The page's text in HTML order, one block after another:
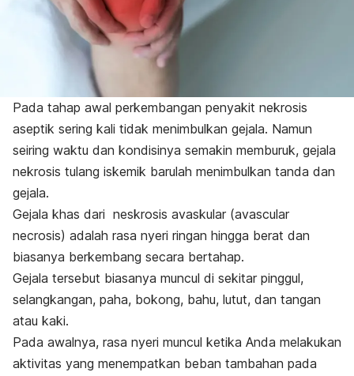
Pada tahap awal perkembangan penyakit nekrosis
aseptik sering kali tidak menimbulkan gejala. Namun
seiring waktu dan kondisinya semakin memburuk, gejala
nekrosis tulang iskemik barulah menimbulkan tanda dan
gejala.
Gejala khas dari neskrosis avaskular (avascular
necrosis) adalah rasa nyeri ringan hingga berat dan
biasanya berkembang secara bertahap.
Gejala tersebut biasanya muncul di sekitar pinggul,
selangkangan, paha, bokong, bahu, lutut, dan tangan
atau kaki.
Pada awalnya, rasa nyeri muncul ketika Anda melakukan
aktivitas yang menempatkan beban tambahan pada